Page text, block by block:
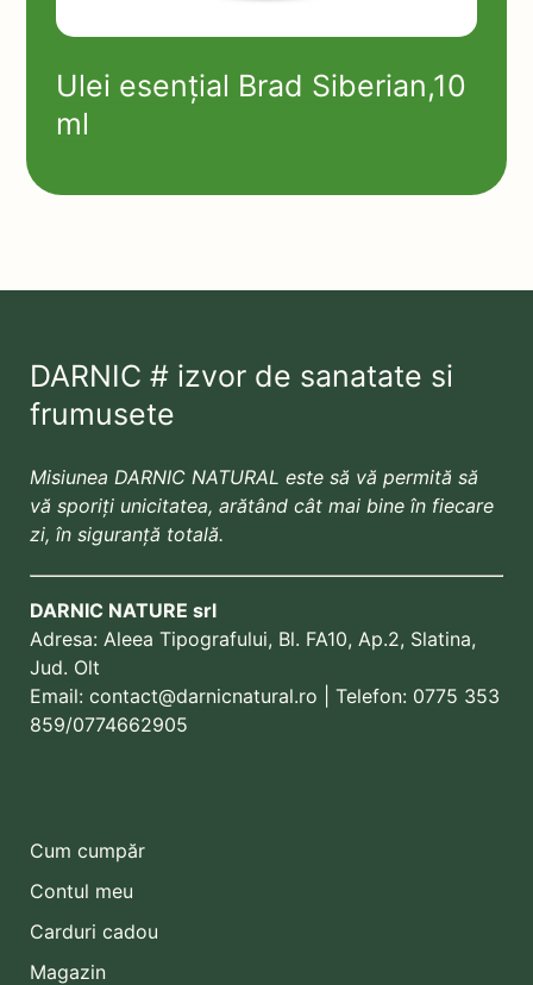
Ulei esențial Brad Siberian,10
ml
DARNIC # izvor de sanatate si
frumusete
Misiunea DARNIC NATURAL este să vă permită să
vă sporiți unicitatea, arătând cât mai bine în fiecare
zi, în siguranță totală.
DARNIC NATURE srl
Adresa: Aleea Tipografului, Bl. FA10, Ap.2, Slatina,
Jud. Olt
Email: contact@darnicnatural.ro | Telefon: 0775 353
859/0774662905
Cum cumpăr
Contul meu
Carduri cadou
Magazin